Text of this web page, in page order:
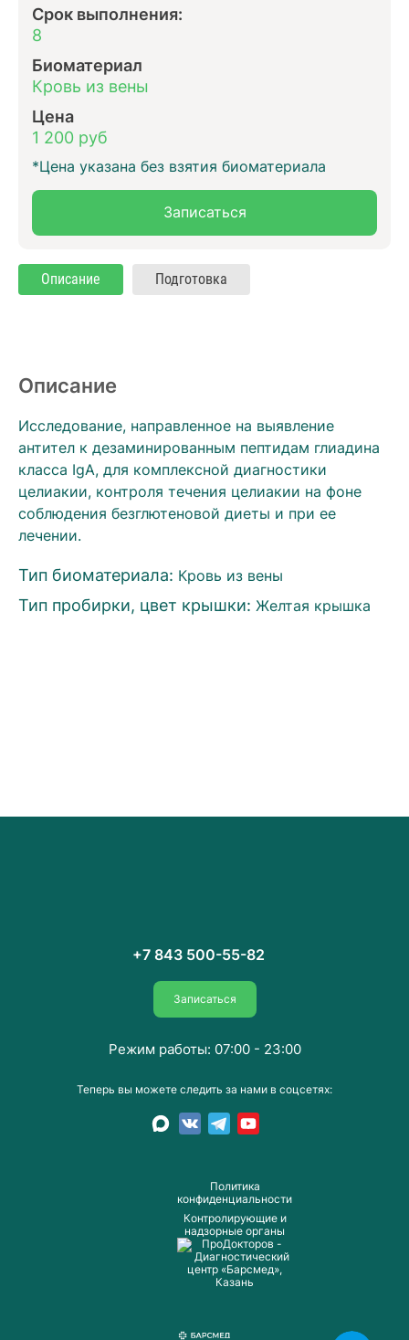
Срок выполнения:
8
Биоматериал
Кровь из вены
Цена
1 200 руб
*Цена указана без взятия биоматериала
Записаться
Описание Подготовка
Описание
Исследование, направленное на выявление
антител к дезаминированным пептидам глиадина
класса IgA, для комплексной диагностики
целиакии, контроля течения целиакии на фоне
соблюдения безглютеновой диеты и при ее
лечении.
Тип биоматериала: Кровь из вены
Тип пробирки, цвет крышки: Желтая крышка
Пoлитика
конфиденциальности
Контролирующие и
надзорные органы
+7 843 500-55-82
Записаться
Теперь вы можете следить за нами в соцсетях:
Режим работы: 07:00 - 23:00